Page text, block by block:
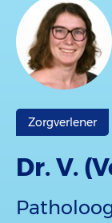
Zorgverlener
Dr. V.